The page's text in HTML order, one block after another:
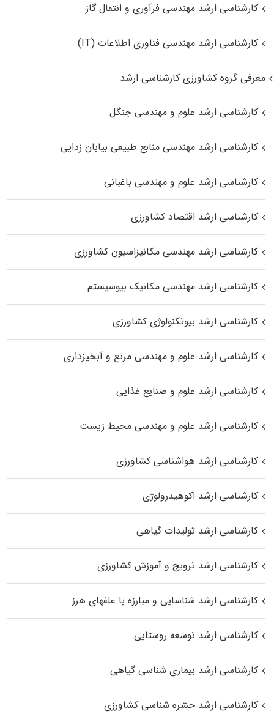
کارشناسی ارشد مهندسی فرآوری و انتقال گاز
کارشناسی ارشد مهندسی فناوری اطلاعات (IT)
معرفی گروه کشاورزی کارشناسی ارشد
کارشناسی ارشد علوم و مهندسی جنگل
کارشناسی ارشد مهندسی منابع طبیعی بیابان زدایی
کارشناسی ارشد علوم و مهندسی باغبانی
کارشناسی ارشد اقتصاد کشاورزی
کارشناسی ارشد مهندسی مکانیزاسیون کشاورزی
کارشناسی ارشد مهندسی مکانیک بیوسیستم
کارشناسی ارشد بیوتکنولوژی کشاورزی
کارشناسی ارشد علوم و مهندسی مرتع و آبخیزداری
کارشناسی ارشد علوم و صنایع غذایی
کارشناسی ارشد علوم و مهندسی محیط زیست
کارشناسی ارشد هواشناسی کشاورزی
کارشناسی ارشد اکوهیدرولوژی
کارشناسی ارشد تولیدات گیاهی
کارشناسی ارشد ترویج و آموزش کشاورزی
کارشناسی ارشد شناسایی و مبارزه با علفهای هرز
کارشناسی ارشد توسعه روستایی
کارشناسی ارشد بیماری‌ شناسی گیاهی
کارشناسی ارشد حشره‌ شناسی کشاورزی